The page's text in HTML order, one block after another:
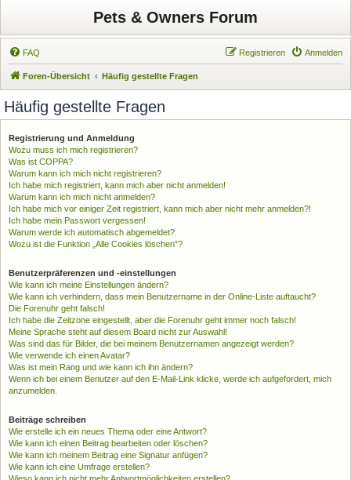
Pets & Owners Forum
FAQ Anmelden
Registrieren
Foren-Übersicht Häufig gestellte Fragen
Häufig gestellte Fragen
Registrierung und Anmeldung
Wozu muss ich mich registrieren?
Was ist COPPA?
Warum kann ich mich nicht registrieren?
Ich habe mich registriert, kann mich aber nicht anmelden!
Warum kann ich mich nicht anmelden?
Ich habe mich vor einiger Zeit registriert, kann mich aber nicht mehr anmelden?!
Ich habe mein Passwort vergessen!
Warum werde ich automatisch abgemeldet?
Wozu ist die Funktion „Alle Cookies löschen“?
Benutzerpräferenzen und -einstellungen
Wie kann ich meine Einstellungen ändern?
Wie kann ich verhindern, dass mein Benutzername in der Online-Liste auftaucht?
Die Forenuhr geht falsch!
Ich habe die Zeitzone eingestellt, aber die Forenuhr geht immer noch falsch!
Meine Sprache steht auf diesem Board nicht zur Auswahl!
Was sind das für Bilder, die bei meinem Benutzernamen angezeigt werden?
Wie verwende ich einen Avatar?
Was ist mein Rang und wie kann ich ihn ändern?
Wenn ich bei einem Benutzer auf den E-Mail-Link klicke, werde ich aufgefordert, mich
anzumelden.
Beiträge schreiben
Wie erstelle ich ein neues Thema oder eine Antwort?
Wie kann ich einen Beitrag bearbeiten oder löschen?
Wie kann ich meinem Beitrag eine Signatur anfügen?
Wie kann ich eine Umfrage erstellen?